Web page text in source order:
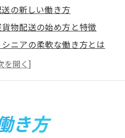
の新しい働き方
物配送の始め方と特徴
ニアの柔軟な働き方とは
送の仕事選びのポイント
にもたらす生活の変化
が得る収入アップ術
送で収入を増やす秘訣
き方